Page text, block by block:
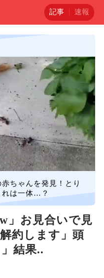
記事 速報
ちゃんを発見！とり
れは一体…？
」お見合いで見
約します」頭
結果..